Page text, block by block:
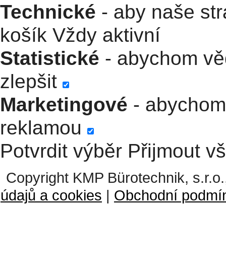
Technické - aby naše
košík Vždy aktivní
Statistické - abychom
zlepšit
Marketingové -
reklamou
Potvrdit výběr Přijmout
Copyright KMP Bürotechnik,
údajů a cookies | Obchodní